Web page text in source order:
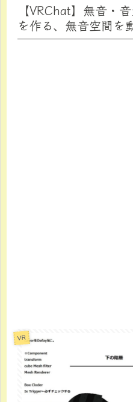
【VRChat】無音・
を作る、無音空間を
VR